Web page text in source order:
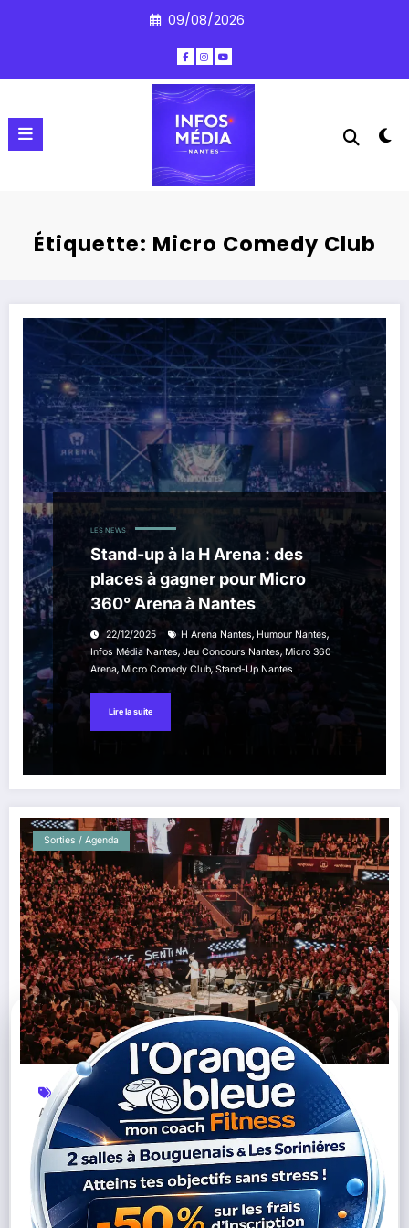
09/08/2026
Étiquette: Micro Comedy Club
LES NEWS
Stand-up à la H Arena : des
places à gagner pour Micro
360° Arena à Nantes
22/12/2025 H Arena Nantes, Humour Nantes,
Infos Média Nantes, Jeu Concours Nantes, Micro 360
Arena, Micro Comedy Club, Stand-Up Nantes
Lire la suite
Sorties / Agenda
Événement Culturel Nantes ,Février 2026
H
Arena
Humour,Micro Comedy Club,Nantes
Spectacle Vivant,Stand-Up
Micro 360° Arena : deux soirées de stand-up
XXL à la H Arena de Nantes en février 2026